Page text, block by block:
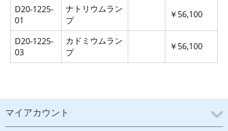
D20-1225-
01
ナトリウムラン
プ
￥56,100
D20-1225-
03
カドミウムラン
プ
￥56,100
マイアカウント